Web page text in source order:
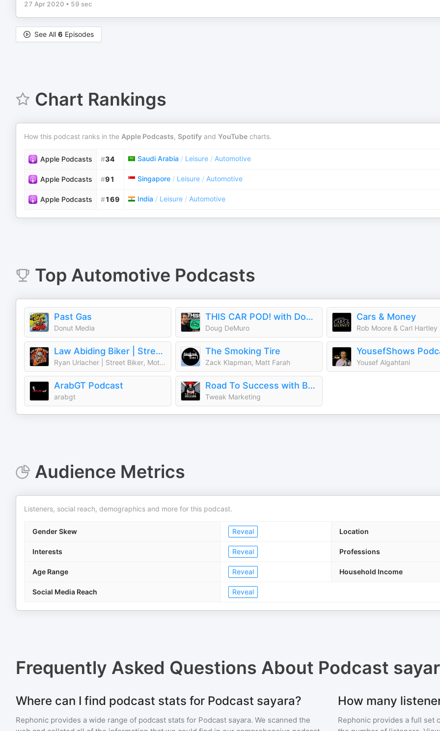
27 Apr 2020 • 59 sec
See All 6 Episodes
Chart Rankings
How this podcast ranks in the Apple Podcasts, Spotify and YouTube charts.
Apple Podcasts #34 Saudi Arabia / Leisure / Automotive
Apple Podcasts #91 Singapore / Leisure / Automotive
Apple Podcasts #169 India / Leisure / Automotive
Top Automotive Podcasts
Past Gas
Donut Media
THIS CAR POD! with Doug DeMuro & Friends!
Doug DeMuro
Cars & Money
Rob Moore & Carl Hartley
Law Abiding Biker | Street Biker Motorcycle Podcast
Ryan Urlacher | Street Biker, Motorcycle Rider
The Smoking Tire
Zack Klapman, Matt Farah
YousefShows
Yousef Algahtani
ArabGT Podcast
arabgt
Road To Success with Benedict Fowler
Tweak Marketing
Audience Metrics
Listeners, social reach, demographics and more for this podcast.
Gender Skew Reveal Location
Interests Reveal Professions
Age Range Reveal Household Income
Social Media Reach Reveal
Frequently Asked Questions About Podcast
Where can I find podcast stats for Podcast sayara?
Rephonic provides a wide range of podcast stats for Podcast sayara. We scanned the
How many
Rephonic provides a full set